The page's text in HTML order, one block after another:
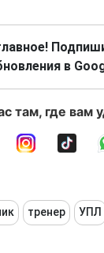
в
там, где вам
тренер УПЛ